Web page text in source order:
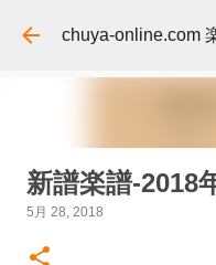
スキップして
chuya-online.com
新譜楽譜-2018
5月 28, 2018